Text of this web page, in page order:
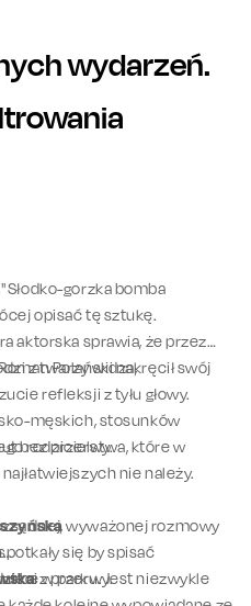
wydarzeń.
"Słodko-gorzka bomba
opisać tę sztukę.
aktorska sprawia, że przez
z twarzy widza,
refleksji z tyłu głowy.
męskich, stosunków
rodzicielstwa, które w
nie należy.
wyważonej rozmowy
się by spisać
w parku. Jest niezwykle
Polański nakręcił swój
bez przerwy.
bez przerwy.